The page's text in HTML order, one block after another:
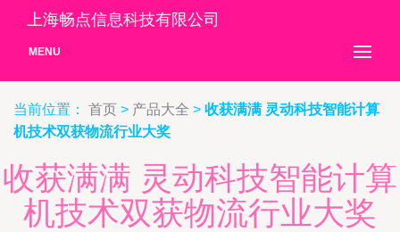
上海畅点信息科技有限公司
MENU
当前位置： 首页 > 产品大全 > 收获满满 灵动科技智能计算
机技术双获物流行业大奖
收获满满 灵动科技智能计算
机技术双获物流行业大奖